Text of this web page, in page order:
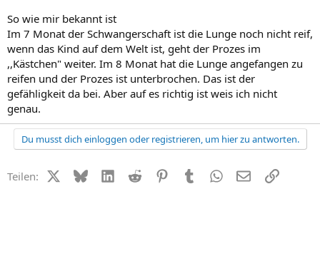
So wie mir bekannt ist
Im 7 Monat der Schwangerschaft ist die Lunge noch nicht reif,
wenn das Kind auf dem Welt ist, geht der Prozes im
,,Kästchen" weiter. Im 8 Monat hat die Lunge angefangen zu
reifen und der Prozes ist unterbrochen. Das ist der
gefähligkeit da bei. Aber auf es richtig ist weis ich nicht
genau.
Du musst dich einloggen oder registrieren, um hier zu antworten.
Teilen: X (Twitter)
BlueskyLinkedIn
Reddit PinterestTumblr WhatsApp
E-MailLink